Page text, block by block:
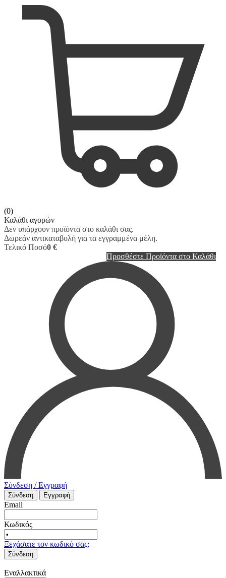
(0)
Καλάθι αγορών
Δεν υπάρχουν προϊόντα στο καλάθι σας.
Δωρεάν αντικαταβολή για τα εγγραμμένα μέλη.
Τελικό Ποσό0 €
Προσθέστε Προϊόντα στο Καλάθι
Σύνδεση / Εγγραφή
Σύνδεση Εγγραφή
Email
Κωδικός
Ξεχάσατε τον κωδικό σας;
Σύνδεση
Εναλλακτικά